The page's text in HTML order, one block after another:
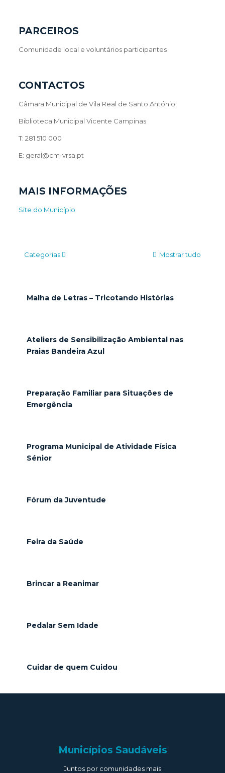
PARCEIROS
Comunidade local e voluntários participantes
CONTACTOS
Câmara Municipal de Vila Real de Santo António
Biblioteca Municipal Vicente Campinas
T: 281 510 000
E: geral@cm-vrsa.pt
MAIS INFORMAÇÕES
Site do Município
Categorias Mostrar tudo
Malha de Letras – Tricotando Histórias
Ateliers de Sensibilização Ambiental nas
Praias Bandeira Azul
Preparação Familiar para Situações de
Emergência
Programa Municipal de Atividade Física
Sénior
Fórum da Juventude
Feira da Saúde
Brincar a Reanimar
Pedalar Sem Idade
Cuidar de quem Cuidou
Municípios Saudáveis
Juntos por comunidades mais